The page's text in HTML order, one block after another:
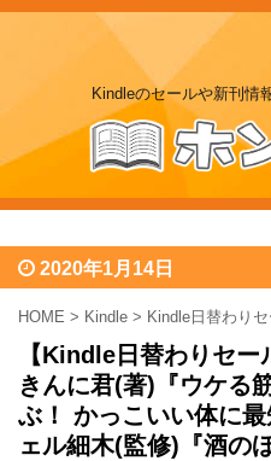
Kindleのセールや新刊情
2020年1月14日
HOME > Kindle > Kindle日替わり
【Kindle日替わりセ
きんに君(著)『ウケる
ぶ！ かっこいい体に
ェル細木(監修)『酒